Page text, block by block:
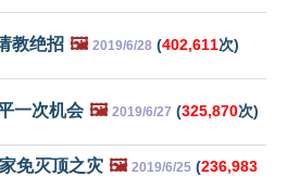
教绝招 🖼️ 2019/6/28 (402,611次)
一次机会 🖼️ 2019/6/27 (325,870次)
免灭顶之灾 🖼️ 2019/6/25 (236,983